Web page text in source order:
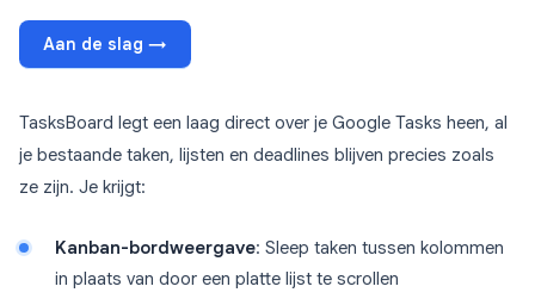
Aan de slag →
TasksBoard legt een laag direct over je Google Tasks heen, al
je bestaande taken, lijsten en deadlines blijven precies zoals
ze zijn. Je krijgt:
Kanban-bordweergave: Sleep taken tussen kolommen
in plaats van door een platte lijst te scrollen